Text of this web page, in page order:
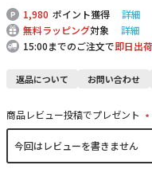
1,980 ポイント獲得
詳細
無料ラッピング対象
詳細
15:00までのご注文で即日出荷
返品について お問い合わせ
商品レビュー投稿でプレゼント
(